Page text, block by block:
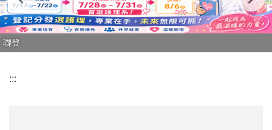
聯登
:::